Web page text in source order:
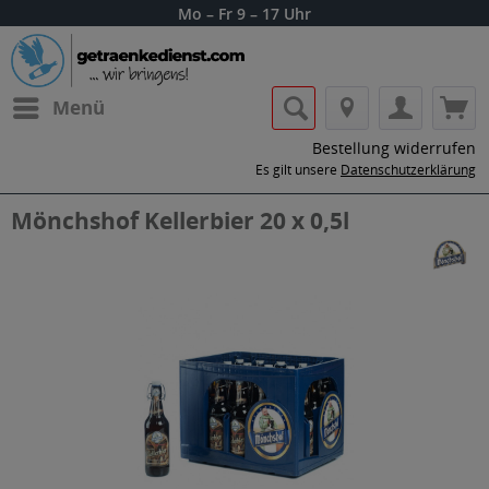
Mo – Fr 9 – 17 Uhr
Menü
Bestellung widerrufen
Es gilt unsere Datenschutzerklärung
Mönchshof Kellerbier 20 x 0,5l